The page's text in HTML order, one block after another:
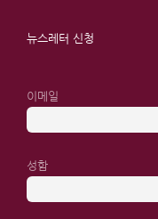
뉴스레터 신청
이메일
성함